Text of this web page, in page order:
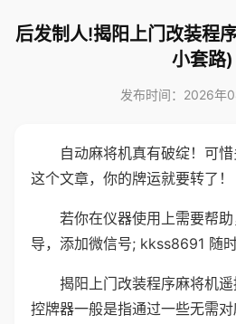
后发制人!揭阳上门改装程
小套路)
发布时间：2026年
自动麻将机真有破绽！可
这个文章，你的牌运就要转了！
若你在仪器使用上需要帮
导，添加微信号; kkss8691 随时
揭阳上门改装程序麻将机
控牌器一般是指通过一些无需